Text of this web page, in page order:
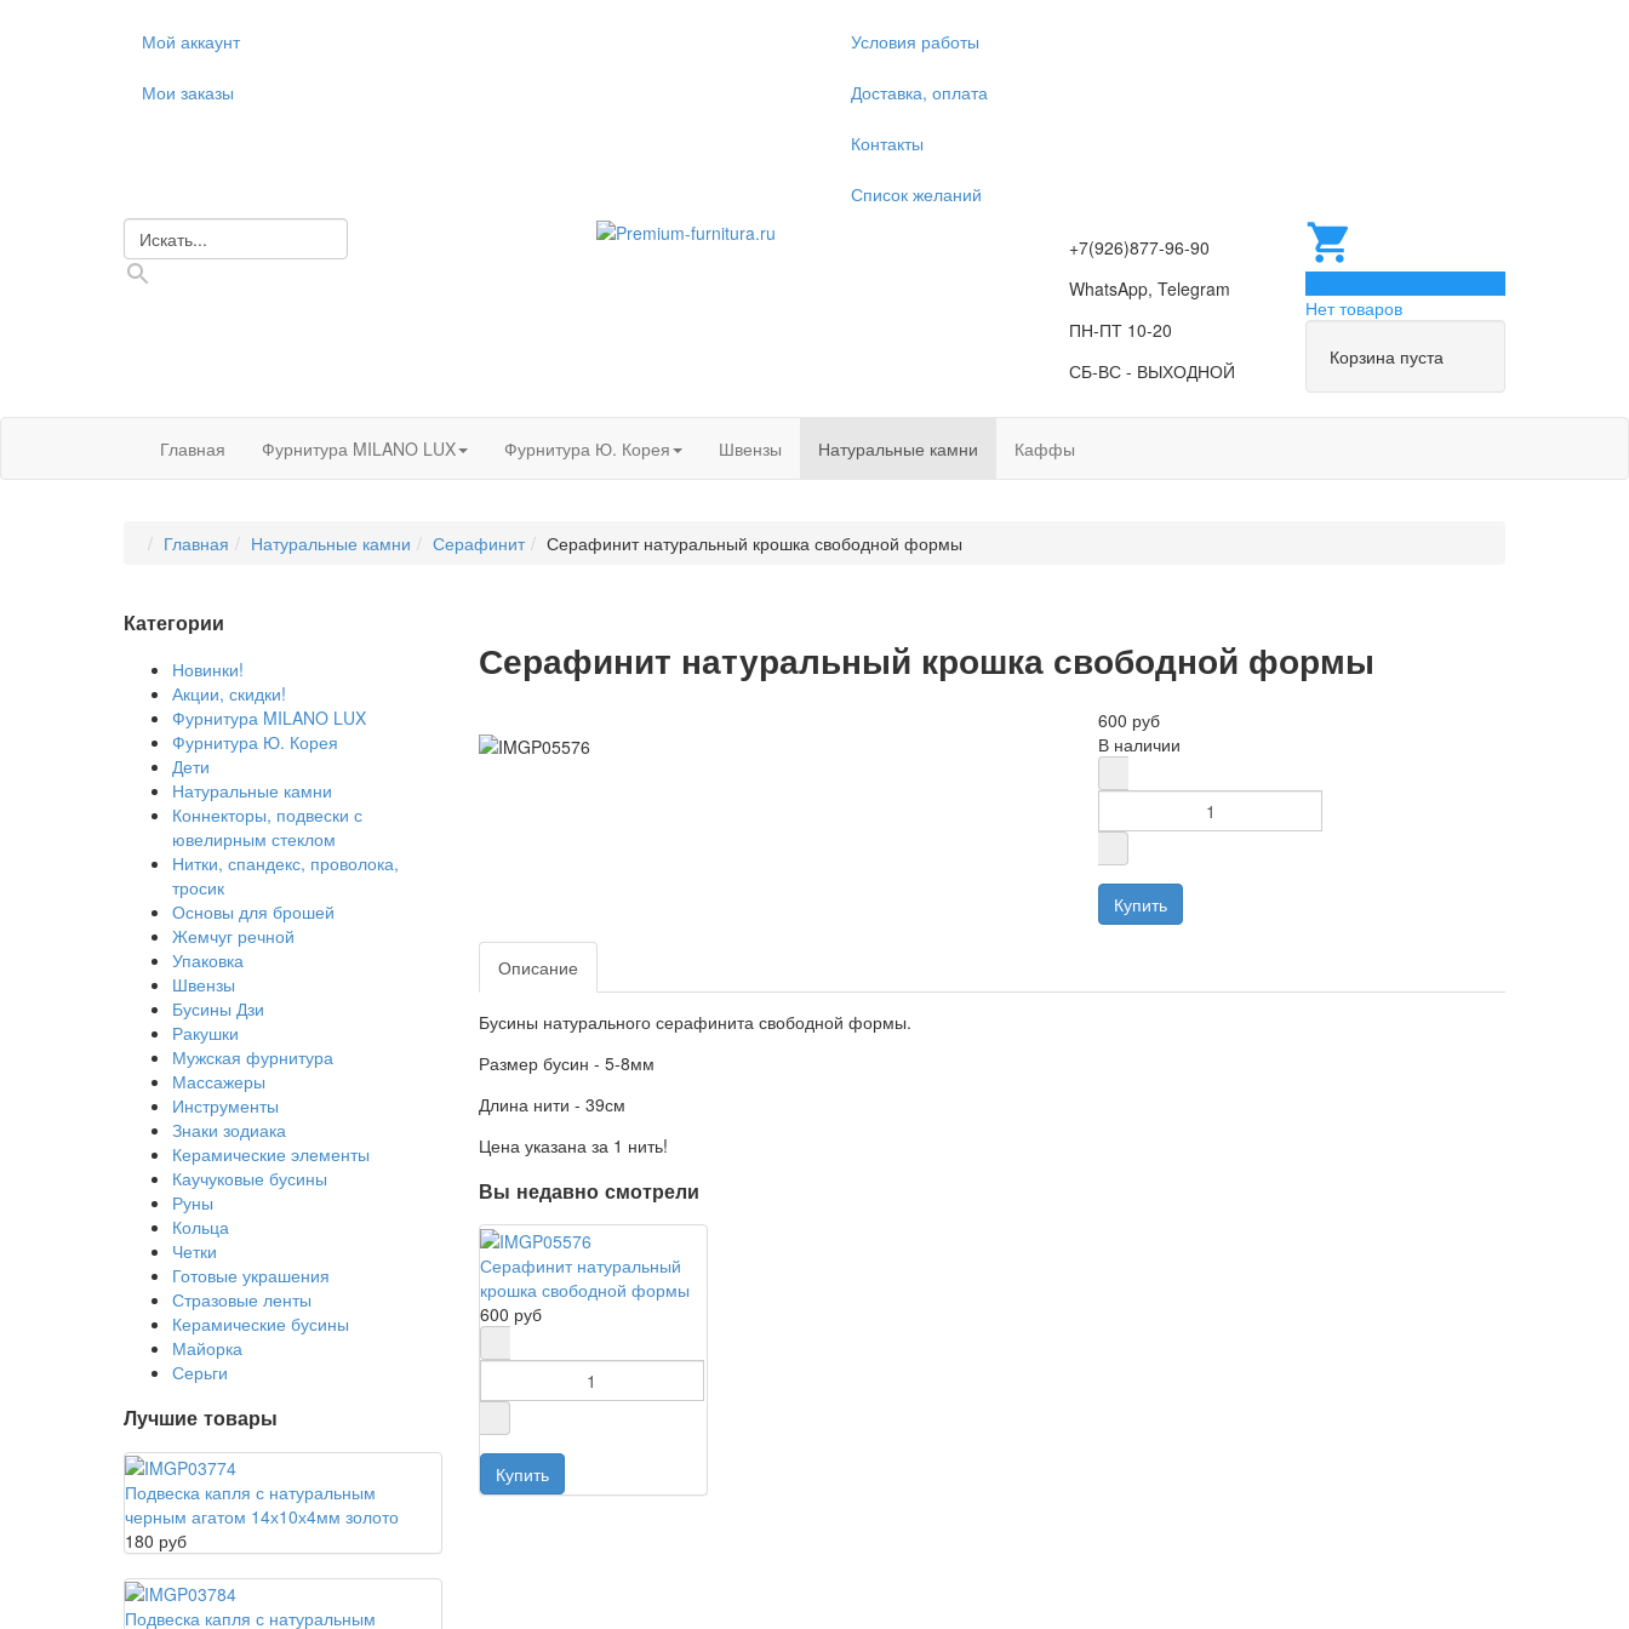
Мой аккаунт
Мои заказы
Условия работы
Доставка, оплата
Контакты
Список желаний
+7(926)877-96-90
WhatsApp, Telegram
ПН-ПТ 10-20
СБ-ВС - ВЫХОДНОЙ
Нет товаров
Корзина пуста
Главная Фурнитура MILANO LUX Фурнитура Ю. Корея Швензы Натуральные камни Каффы
Главная Натуральные камни Серафинит Серафинит натуральный крошка свободной формы
Серафинит натуральный крошка свободной формы
600 руб
В наличии
Описание
Бусины натурального серафинита свободной формы.
Размер бусин - 5-8мм
Длина нити - 39см
Цена указана за 1 нить!
Вы недавно смотрели
Серафинит натуральный
крошка свободной формы
600 руб
Категории
Новинки!
Акции, скидки!
Фурнитура MILANO LUX
Фурнитура Ю. Корея
Дети
Натуральные камни
Коннекторы, подвески с
ювелирным стеклом
Нитки, спандекс, проволока,
тросик
Основы для брошей
Жемчуг речной
Упаковка
Швензы
Бусины Дзи
Ракушки
Мужская фурнитура
Массажеры
Инструменты
Знаки зодиака
Керамические элементы
Каучуковые бусины
Руны
Кольца
Четки
Готовые украшения
Стразовые ленты
Керамические бусины
Майорка
Серьги
Лучшие товары
Подвеска капля с натуральным
черным агатом 14х10х4мм золото
180 руб
Подвеска капля с натуральным